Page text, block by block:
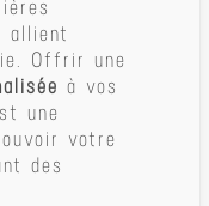
allient
Offrir une
à vos
une
votre
des